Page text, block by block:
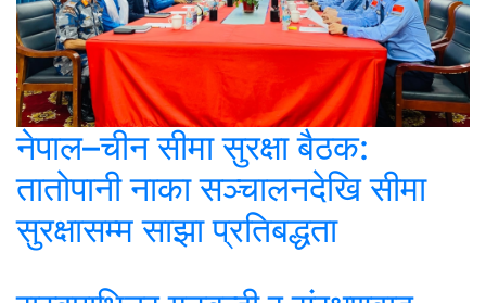
नेपाल–चीन सीमा सुरक्षा बैठक:
तातोपानी नाका सञ्चालनदेखि सीमा
सुरक्षासम्म साझा प्रतिबद्धता